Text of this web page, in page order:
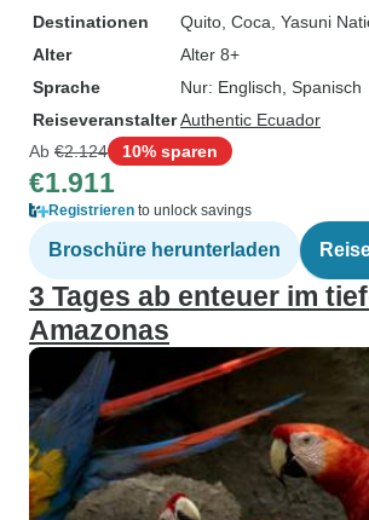
Destinationen
Quito , Coca , Yasuni
Alter
Alter 8+
Sprache
Nur: Englisch, Spanisch
ReiseveranstalterAuthentic Ecuador
Ab €2.124 10% sparen
€1.911
Registrieren to unlock savings
Broschüre herunterladen
3 Tages ab enteuer im
Amazonas